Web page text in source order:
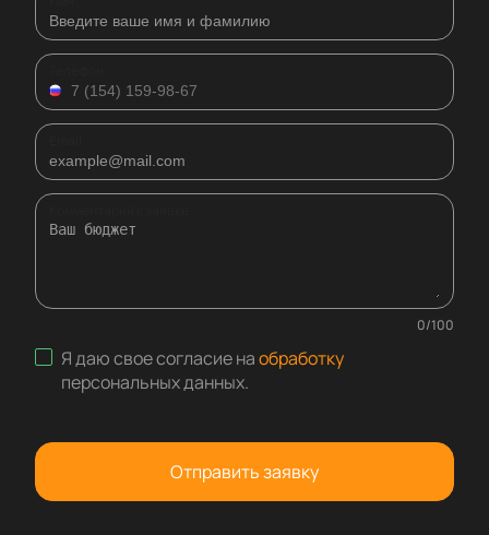
0/100
Я даю свое согласие наобработку
персональных данных.
Отправить заявку